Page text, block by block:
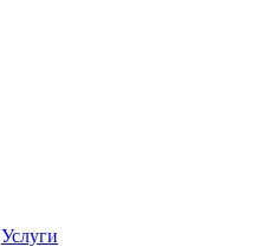
Услуги